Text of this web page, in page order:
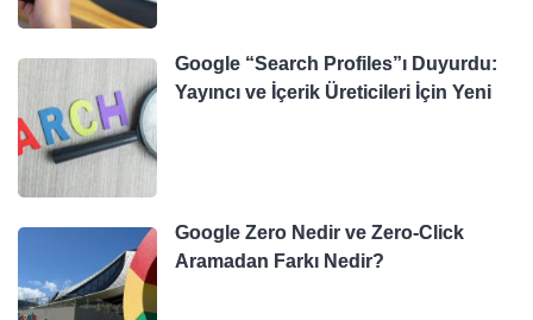
Google “Search Profiles”ı Duyurdu:
Yayıncı ve İçerik Üreticileri İçin Yeni
Google Zero Nedir ve Zero-Click
Aramadan Farkı Nedir?